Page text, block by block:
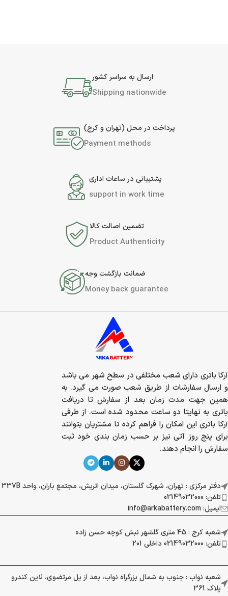
ارسال به سراسر کشور
Shipping nationwide
پرداخت در محل (تهران و کرج)
Payment methods
پشتیبانی در ساعات اداری
support in work time
تضمین اصالت کالا
Product Authenticity
ضمانت بازگشت وجه
Money back guarantee
آرکا باتری دارای شعب مختلفی در سطح شهر می باشد
و ارسال سفارشات از طریق شعب صورت می گیرد. به
همین جهت مدت زمان بعد از سفارش تا دریافت
باتری به نهایتا دو ساعت محدود شده است. از طرفی
آرکا باتری این امکان را فراهم کرده تا مشتریان بتوانند
برای پنج روز آتی نیز بر حسب زمان بندی خود ثبت
سفارش را انجام دهند.
دفتر مرکزی : تهران، شهرک گلستان، میدان اتریش، مجتمع باران، واحد 337B
تلفن: 02149032000
ایمیل: info@arkabattery.com
شعبه کرج : 45 متری گلشهر نبش کوچه حسن زاده
تلفن: 02149032000 داخلی 201
شعبه نواب : جنوب به شمال بزرگراه نواب، بعد از پل مرتضوی، لاین کندرو
پلاک 361